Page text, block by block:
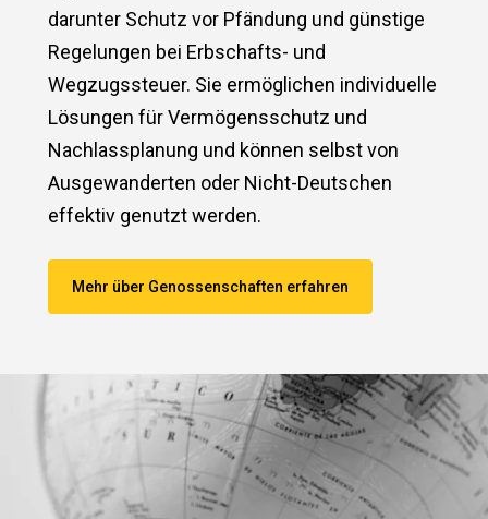
darunter Schutz vor Pfändung und günstige
Regelungen bei Erbschafts- und
Wegzugssteuer. Sie ermöglichen individuelle
Lösungen für Vermögensschutz und
Nachlassplanung und können selbst von
Ausgewanderten oder Nicht-Deutschen
effektiv genutzt werden.
Mehr über Genossenschaften erfahren